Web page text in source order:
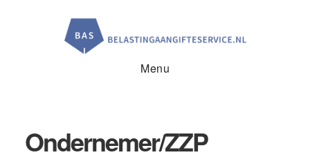
Menu
Ondernemer/ZZP